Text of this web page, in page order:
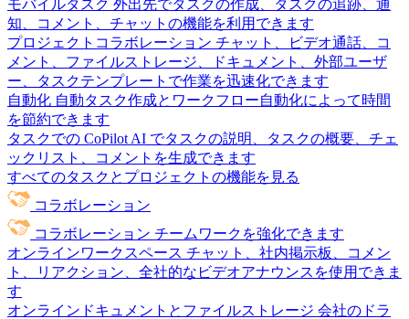
モバイルタスク 外出先でタスクの作成、タスクの追跡、通
知、コメント、チャットの機能を利用できます
プロジェクトコラボレーション チャット、ビデオ通話、コ
メント、ファイルストレージ、ドキュメント、外部ユーザ
ー、タスクテンプレートで作業を迅速化できます
自動化 自動タスク作成とワークフロー自動化によって時間
を節約できます
タスクでの CoPilot AI でタスクの説明、タスクの概要、チェ
ックリスト、コメントを生成できます
すべてのタスクとプロジェクトの機能を見る
コラボレーション
コラボレーション チームワークを強化できます
オンラインワークスペース チャット、社内掲示板、コメン
ト、リアクション、全社的なビデオアナウンスを使用できま
す
オンラインドキュメントとファイルストレージ 会社のドラ